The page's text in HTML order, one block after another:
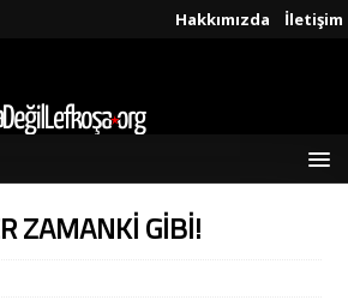
Hakkımızda İletişim
ZAMANKİ GİBİ!